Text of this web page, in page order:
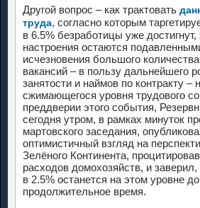
Другой вопрос – как трактовать
труда, согласно которым
в 6.5% безработицы уже
настроения остаются
исчезновения большого
вакансий – в пользу дальнейшего
занятости и наймов по контракту –
сжимающегося уровня трудового
преддверии этого события,
сегодня утром, в рамках минуток
мартовского заседания,
оптимистичный взгляд на
Зелёного Континента,
расходов домохозяйств, и заверил,
в 2.5% останется на этом уровне
продолжительное время.